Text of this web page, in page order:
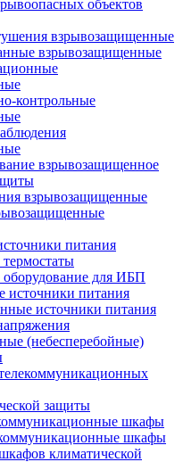
объектов
взрывозащищенные
взрывозащищенные
контрольные
взрывозащищенное
взрывозащищенные
питания
оборудование для ИБП
источники питания
источники питания
(небесперебойные)
защиты
шкафы
шкафы
климатической